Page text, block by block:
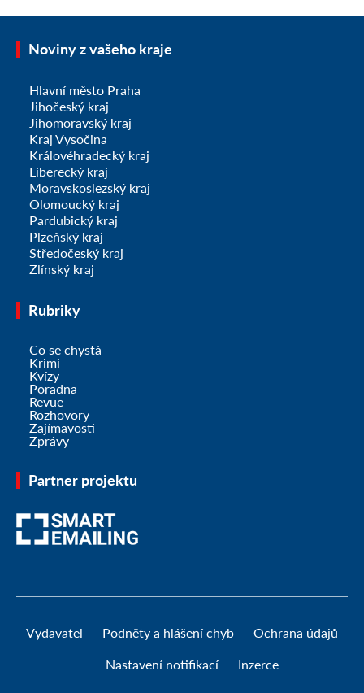
Noviny z vašeho kraje
Hlavní město Praha
Jihočeský kraj
Jihomoravský kraj
Kraj Vysočina
Královéhradecký kraj
Liberecký kraj
Moravskoslezský kraj
Olomoucký kraj
Pardubický kraj
Plzeňský kraj
Středočeský kraj
Zlínský kraj
Rubriky
Co se chystá
Krimi
Kvízy
Poradna
Revue
Rozhovory
Zajímavosti
Zprávy
Partner projektu
Vydavatel Podněty a hlášení chyb Ochrana údajů
Nastavení notifikací Inzerce